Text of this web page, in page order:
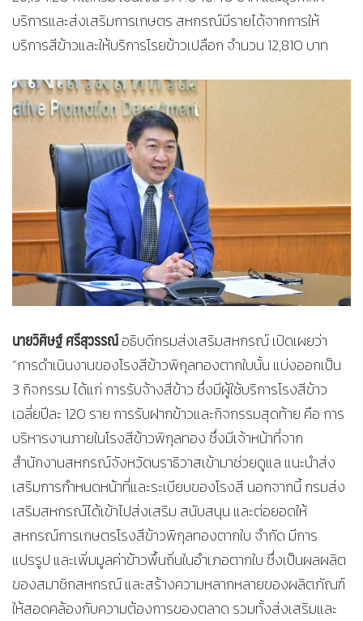
บริการและส่งเสริมการเกษตร สหกรณ์มีรายได้จากการให้
บริการสีข้าวและให้บริการโรยข้าวเปลือก จำนวน 12,810 บาท
นายวิศิษฐ์ ศรีสุวรรณ์อธิบดีกรมส่งเสริมสหกรณ์ เปิดเผยว่า
“การดำเนินงานของโรงสีข้าวพิกุลทองตากใบนั้น แบ่งออกเป็น
3 กิจกรรม ได้แก่ การรับจ้างสีข้าว ซึ่งมีผู้ใช้บริการโรงสีข้าว
เฉลี่ยปีละ 120 ราย การรับฝากข้าวและกิจกรรมสุดท้าย คือ การ
บริหารงานภายในโรงสีข้าวพิกุลทอง ซึ่งมีเจ้าหน้าที่จาก
สำนักงานสหกรณ์จังหวัดนราธิวาสเข้ามาช่วยดูแล แนะนำส่ง
เสริมการกำหนดหน้าที่และระเบียบของโรงสี นอกจากนี้ กรมส่ง
เสริมสหกรณ์ได้เข้าไปส่งเสริม สนับสนุน และต่อยอดให้
สหกรณ์การเกษตรโรงสีข้าวพิกุลทองตากใบ จำกัด มีการ
แปรรูป และเพิ่มมูลค่าข้าวพื้นถิ่นในอำเภอตากใบ ซึ่งเป็นผลผลิต
ของสมาชิกสหกรณ์ และสร้างความหลากหลายของผลิตภัณฑ์
ให้สอดคล้องกับความต้องการของตลาด รวมทั้งส่งเสริมและ